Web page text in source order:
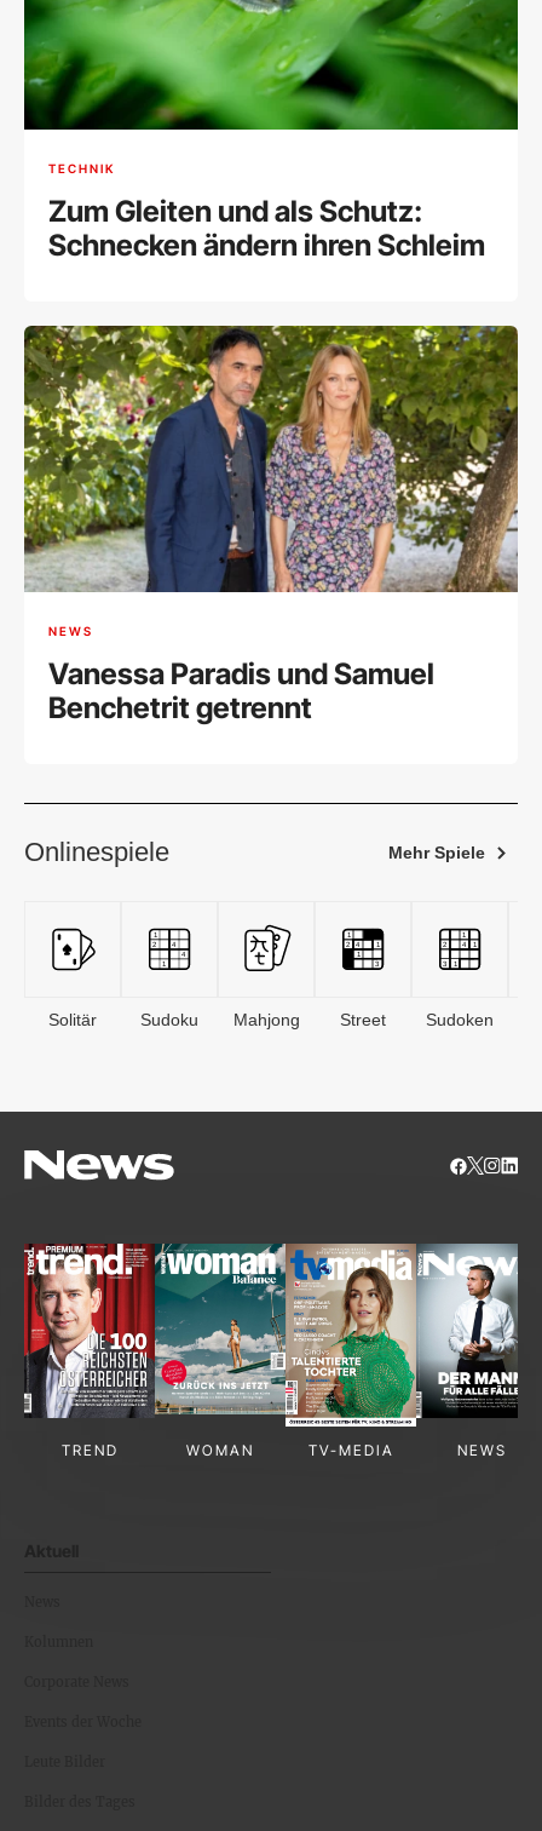
TECHNIK
Zum Gleiten und als Schutz:
Schnecken ändern ihren Schleim
NEWS
Vanessa Paradis und Samuel
Benchetrit getrennt
Onlinespiele Mehr Spiele
Solitär Sudoku Mahjong Street Sudoken
TREND WOMAN TV-MEDIA NEWS